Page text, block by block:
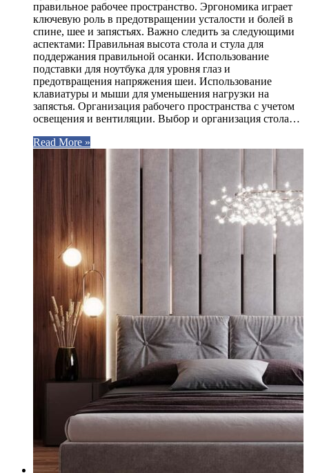
правильное рабочее пространство. Эргономика играет
ключевую роль в предотвращении усталости и болей в
спине, шее и запястьях. Важно следить за следующими
аспектами: Правильная высота стола и стула для
поддержания правильной осанки. Использование
подставки для ноутбука для уровня глаз и
предотвращения напряжения шеи. Использование
клавиатуры и мыши для уменьшения нагрузки на
запястья. Организация рабочего пространства с учетом
освещения и вентиляции. Выбор и организация стола…
Read More »